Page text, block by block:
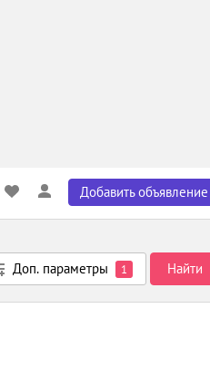
Добавить объявление
Доп. параметры 1 Найти